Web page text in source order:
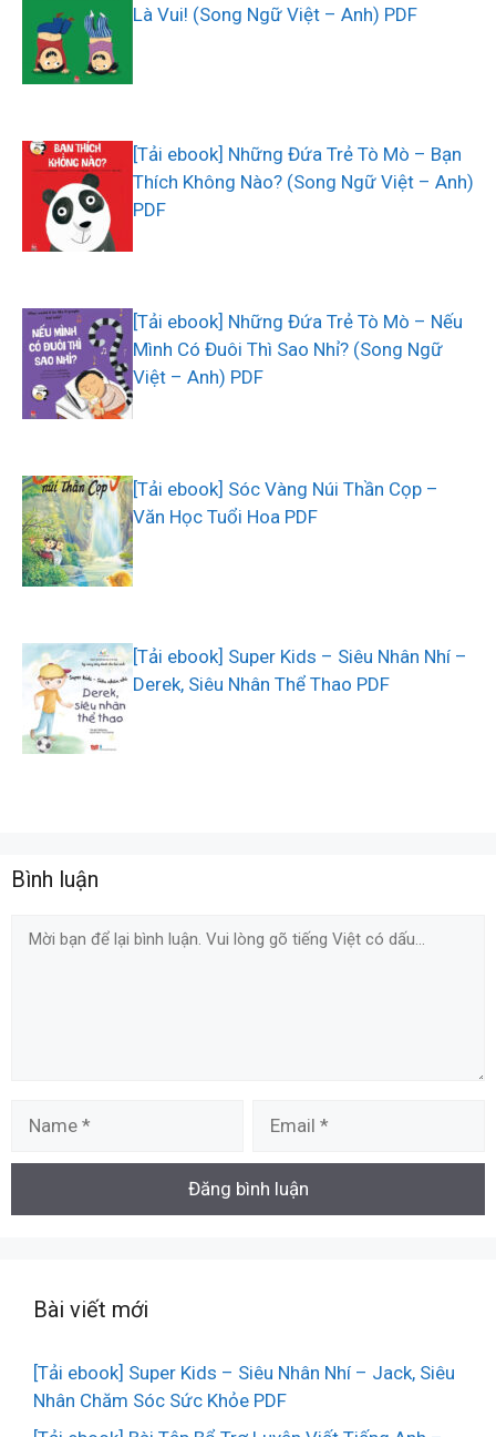
Là Vui! (Song Ngữ Việt – Anh) PDF
[Tải ebook] Những Đứa Trẻ Tò Mò – Bạn
Thích Không Nào? (Song Ngữ Việt – Anh)
PDF
[Tải ebook] Những Đứa Trẻ Tò Mò – Nếu
Mình Có Đuôi Thì Sao Nhỉ? (Song Ngữ
Việt – Anh) PDF
[Tải ebook] Sóc Vàng Núi Thần Cọp –
Văn Học Tuổi Hoa PDF
[Tải ebook] Super Kids – Siêu Nhân Nhí –
Derek, Siêu Nhân Thể Thao PDF
Bình luận
Comment
Bài viết mới
[Tải ebook] Super Kids – Siêu Nhân Nhí – Jack, Siêu
Nhân Chăm Sóc Sức Khỏe PDF